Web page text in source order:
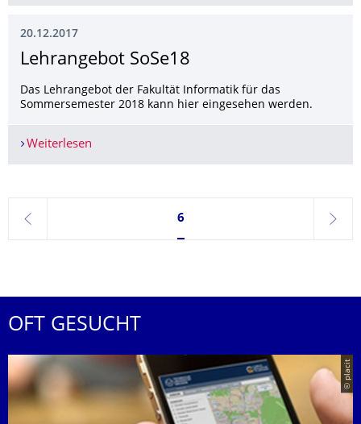
20.12.2017
Lehrangebot SoSe18
Das Lehrangebot der Fakultät Informatik für das
Sommersemester 2018 kann hier eingesehen werden.
Weiterlesen
zurück
Seite 6, aktuell ausgewählt
6
weiter
OFT GESUCHT
© placit